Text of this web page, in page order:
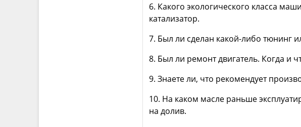
6. Какого экологического класса
катализатор.
7. Был ли сделан какой-либо тюнинг
8. Был ли ремонт двигатель. Когда и
9. Знаете ли, что рекомендует
10. На каком масле раньше
на долив.